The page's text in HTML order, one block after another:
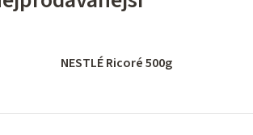
NESTLÉ Ricoré 500g